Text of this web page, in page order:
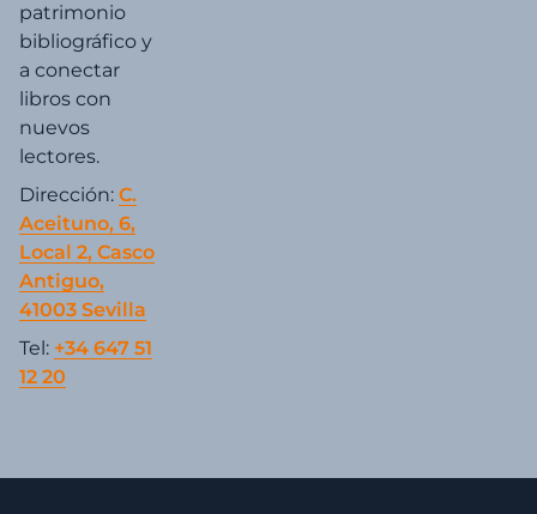
patrimonio
bibliográfico y
a conectar
libros con
nuevos
lectores.
Dirección: C.
Aceituno, 6,
Local 2, Casco
Antiguo,
41003 Sevilla
Tel: +34 647 51
12 20